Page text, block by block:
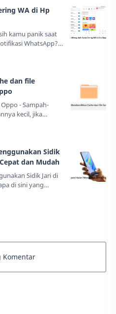
WA di Hp
kamu panik saat
WhatsApp?
Rasanya
arisan, …
dan file
- Sampah-
kecil, jika
Gigabyte,
Sidik
dan Mudah
Sidik Jari di
di sini yang
copot" saat
bahkan Tant…
Komentar